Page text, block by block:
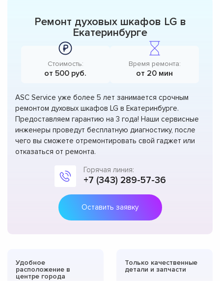
Ремонт духовых шкафов LG в
Екатеринбурге
Стоимость:
от 500 руб.
Время ремонта:
от 20 мин
ASC Service уже более 5 лет занимается срочным
ремонтом духовых шкафов LG в Екатеринбурге.
Предоставляем гарантию на 3 года! Наши сервисные
инженеры проведут бесплатную диагностику, после
чего вы сможете отремонтировать свой гаджет или
отказаться от ремонта.
Горячая линия:
+7 (343) 289-57-36
Оставить заявку
Удобное
расположение в
центре города
Только качественные
детали и запчасти